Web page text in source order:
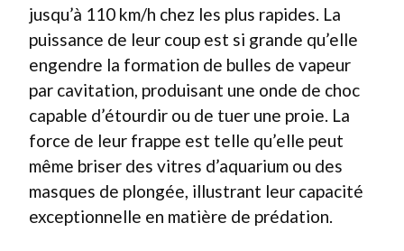
jusqu’à 110 km/h chez les plus rapides. La
puissance de leur coup est si grande qu’elle
engendre la formation de bulles de vapeur
par cavitation, produisant une onde de choc
capable d’étourdir ou de tuer une proie. La
force de leur frappe est telle qu’elle peut
même briser des vitres d’aquarium ou des
masques de plongée, illustrant leur capacité
exceptionnelle en matière de prédation.